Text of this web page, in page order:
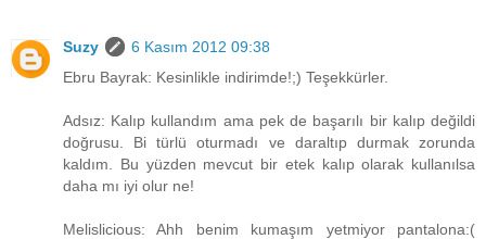
Suzy
6 Kasım 2012 09:38
Ebru Bayrak: Kesinlikle indirimde!;) Teşekkürler.
Adsız: Kalıp kullandım ama pek de başarılı bir kalıp değildi
doğrusu. Bi türlü oturmadı ve daraltıp durmak zorunda
kaldım. Bu yüzden mevcut bir etek kalıp olarak kullanılsa
daha mı iyi olur ne!
Melislicious: Ahh benim kumaşım yetmiyor pantalona:(